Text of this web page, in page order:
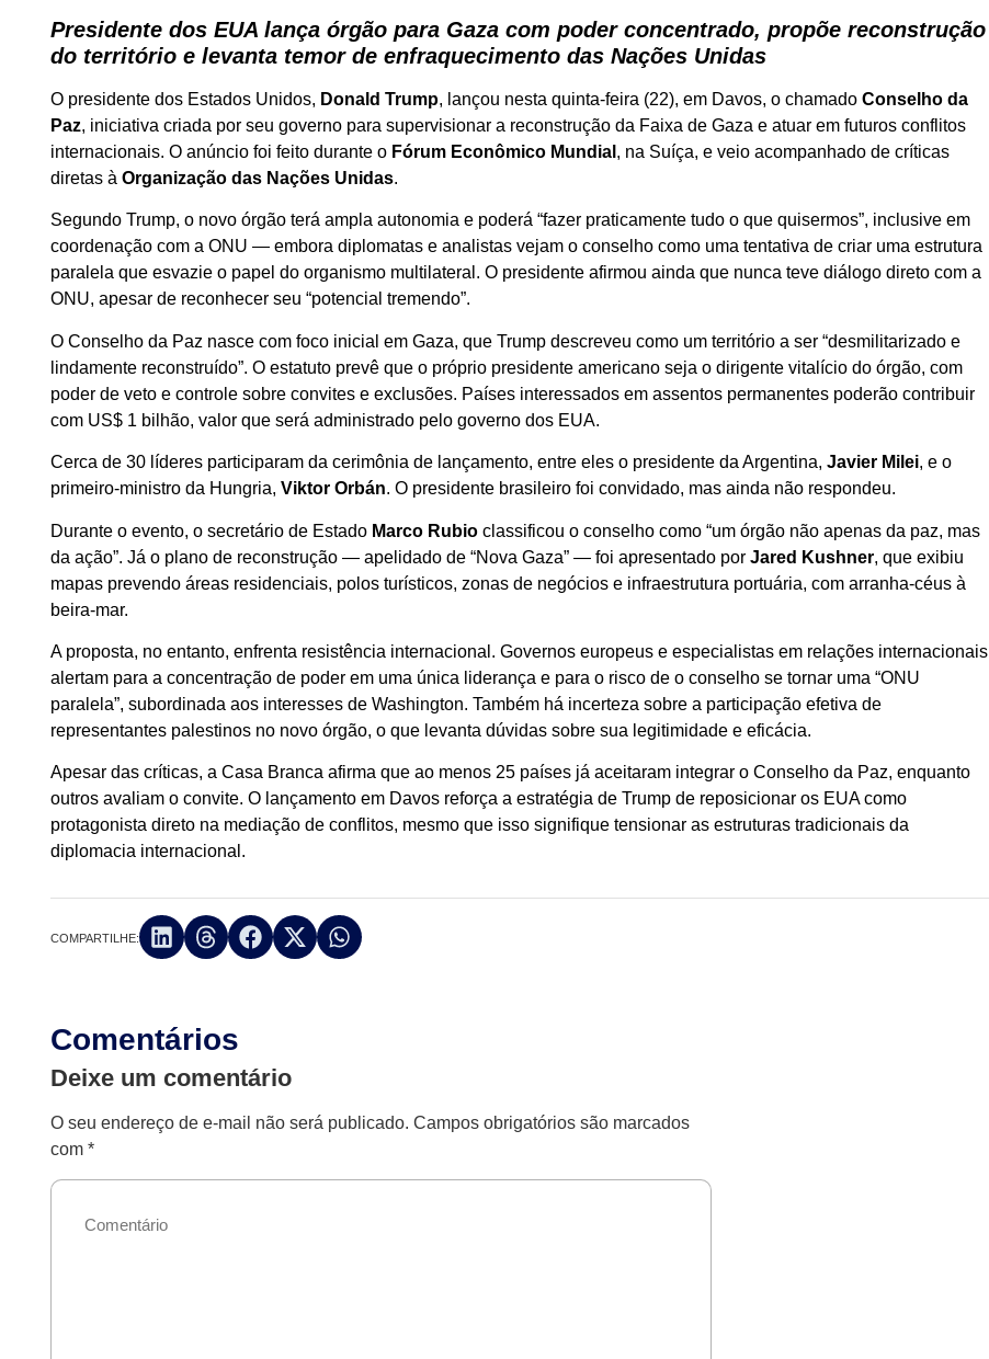
Presidente dos EUA lança órgão para Gaza com poder concentrado, propõe reconstrução
do território e levanta temor de enfraquecimento das Nações Unidas
O presidente dos Estados Unidos, Donald Trump, lançou nesta quinta-feira (22), em Davos, o chamadoConselho da
Paz, iniciativa criada por seu governo para supervisionar a reconstrução da Faixa de Gaza e atuar em futuros conflitos
internacionais. O anúncio foi feito durante o Fórum Econômico Mundial , na Suíça, e veio acompanhado de críticas
diretas àOrganização das Nações Unidas.
Segundo Trump, o novo órgão terá ampla autonomia e poderá “fazer praticamente tudo o que quisermos”, inclusive em
coordenação com a ONU — embora diplomatas e analistas vejam o conselho como uma tentativa de criar uma estrutura
paralela que esvazie o papel do organismo multilateral. O presidente afirmou ainda que nunca teve diálogo direto com a
ONU, apesar de reconhecer seu “potencial tremendo”.
O Conselho da Paz nasce com foco inicial em Gaza, que Trump descreveu como um território a ser “desmilitarizado e
lindamente reconstruído”. O estatuto prevê que o próprio presidente americano seja o dirigente vitalício do órgão, com
poder de veto e controle sobre convites e exclusões. Países interessados em assentos permanentes poderão contribuir
com US$ 1 bilhão, valor que será administrado pelo governo dos EUA.
Cerca de 30 líderes participaram da cerimônia de lançamento, entre eles o presidente da Argentina,Javier Milei, e o
primeiro-ministro da Hungria,Viktor Orbán. O presidente brasileiro foi convidado, mas ainda não respondeu.
Durante o evento, o secretário de Estado Marco Rubio classificou o conselho como “um órgão não apenas da paz, mas
da ação”. Já o plano de reconstrução — apelidado de “Nova Gaza” — foi apresentado porJared Kushner, que exibiu
mapas prevendo áreas residenciais, polos turísticos, zonas de negócios e infraestrutura portuária, com arranha-céus à
beira-mar.
A proposta, no entanto, enfrenta resistência internacional. Governos europeus e especialistas em relações internacionais
alertam para a concentração de poder em uma única liderança e para o risco de o conselho se tornar uma “ONU
paralela”, subordinada aos interesses de Washington. Também há incerteza sobre a participação efetiva de
representantes palestinos no novo órgão, o que levanta dúvidas sobre sua legitimidade e eficácia.
Apesar das críticas, a Casa Branca afirma que ao menos 25 países já aceitaram integrar o Conselho da Paz, enquanto
outros avaliam o convite. O lançamento em Davos reforça a estratégia de Trump de reposicionar os EUA como
protagonista direto na mediação de conflitos, mesmo que isso signifique tensionar as estruturas tradicionais da
diplomacia internacional.
COMPARTILHE:
Comentários
Deixe um comentário
O seu endereço de e-mail não será publicado. Campos obrigatórios são marcados
com*